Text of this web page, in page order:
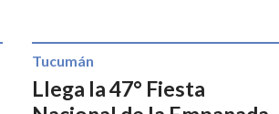
Llega la 47° Fiesta
Tucumán